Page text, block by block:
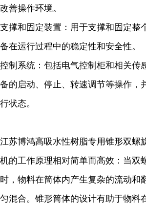
改善操作环境。
支撑和固定装置：用于支撑和固定整
备在运行过程中的稳定性和安全性。
控制系统：包括电气控制柜和相关传
备的启动、停止、转速调节等操作，
行状态。
江苏博鸿高吸水性树脂专用锥形双螺
机的工作原理相对简单而高效：当双
时，物料在筒体内产生复杂的流动和
匀混合。锥形筒体的设计有助于物料